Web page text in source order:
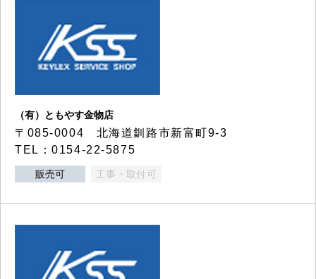
（有）ともやす金物店
〒085-0004 北海道釧路市新富町9-3
TEL：0154-22-5875
販売可 工事・取付可